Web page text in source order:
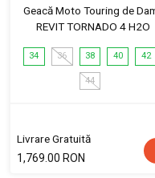
Geacă Moto Touring de
REVIT TORNADO 4 H2O
34 36 38 40 42
44
Livrare Gratuită
1,769.00 RON